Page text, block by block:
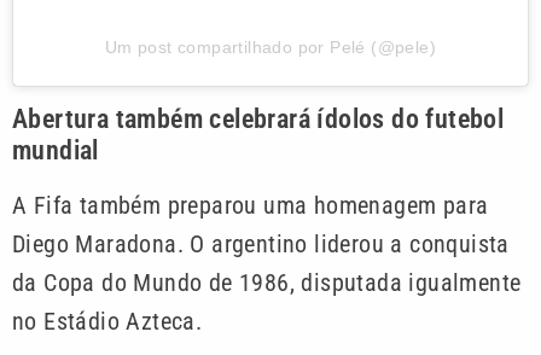
Um post compartilhado por Pelé (@pele)
Abertura também celebrará ídolos do futebol
mundial
A Fifa também preparou uma homenagem para
Diego Maradona. O argentino liderou a conquista
da Copa do Mundo de 1986, disputada igualmente
no Estádio Azteca.